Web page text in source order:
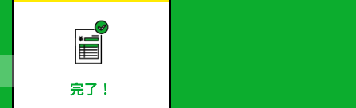
完了！